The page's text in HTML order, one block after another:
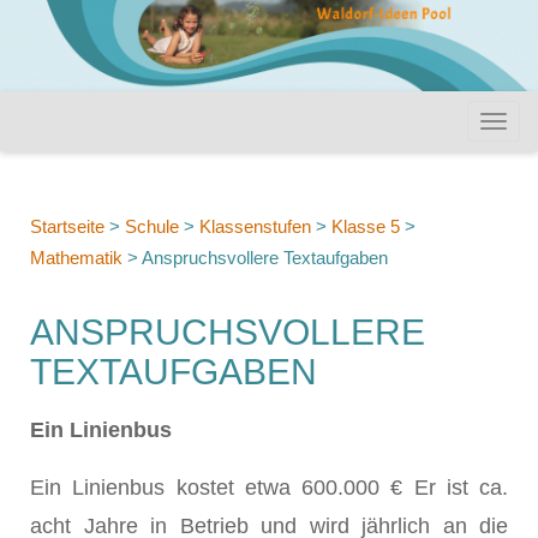
Startseite > Schule > Klassenstufen > Klasse 5 >
Mathematik > Anspruchsvollere Textaufgaben
ANSPRUCHSVOLLERE
TEXTAUFGABEN
Ein Linienbus
Ein Linienbus kostet etwa 600.000 € Er ist ca.
acht Jahre in Betrieb und wird jährlich an die